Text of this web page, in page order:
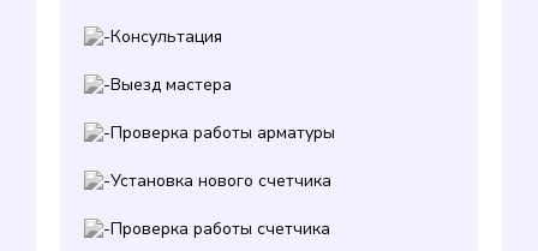
Консультация
Выезд мастера
Проверка работы арматуры
Установка нового счетчика
Проверка работы счетчика